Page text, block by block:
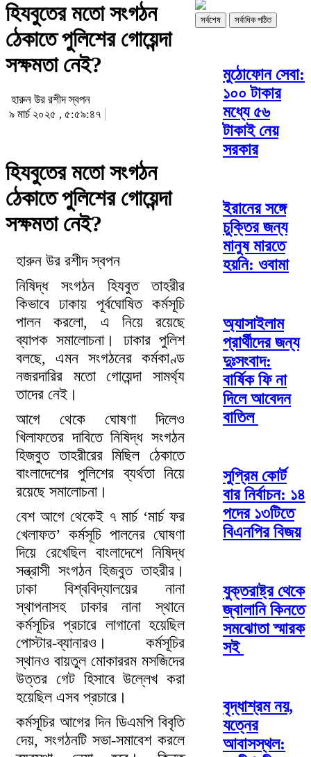
হিযবুতের মতো সংগঠন
ঠেকাতে পুলিশের গোয়েন্দা
সক্ষমতা নেই?
হারুন উর রশীদ স্বপন
৯ মার্চ ২০২৫ , ৫:৫৯:৪৭
হিযবুতের মতো সংগঠন
ঠেকাতে পুলিশের গোয়েন্দা
সক্ষমতা নেই?
হারুন উর রশীদ স্বপন
নিষিদ্ধ সংগঠন হিযবুত তাহরীর
কিভাবে ঢাকায় পূর্বঘোষিত কর্মসূচি
পালন করলো, এ নিয়ে রয়েছে
ব্যাপক সমালোচনা। ঢাকার পুলিশ
বলছে, এমন সংগঠনের কর্মকাণ্ড
নজরদারির মতো গোয়েন্দা সামর্থ্য
তাদের নেই।
আগে থেকে ঘোষণা দিলেও
খিলাফতের দাবিতে নিষিদ্ধ সংগঠন
হিজবুত তাহরীরের মিছিল ঠেকাতে
বাংলাদেশের পুলিশের ব্যর্থতা নিয়ে
রয়েছে সমালোচনা।
বেশ আগে থেকেই ৭ মার্চ ‘মার্চ ফর
খেলাফত’ কর্মসূচি পালনের ঘোষণা
দিয়ে রেখেছিল বাংলাদেশে নিষিদ্ধ
সন্ত্রাসী সংগঠন হিজবুত তাহরীর।
ঢাকা বিশ্ববিদ্যালয়ের নানা
স্থাপনাসহ ঢাকার নানা স্থানে
কর্মসূচির প্রচারে লাগানো হয়েছিল
পোস্টার-ব্যানারও। কর্মসূচির
স্থানও বায়তুল মোকাররম মসজিদের
উত্তর গেট হিসাবে উল্লেখ করা
হয়েছিল এসব প্রচারে।
কর্মসূচির আগের দিন ডিএমপি বিবৃতি
দেয়, সংগঠনটি সভা-সমাবেশ করলে
সর্বশেষ সর্বাধিক পঠিত
মুঠোফোন সেবা:
১০০ টাকার
মধ্যে ৫৬
টাকাই নেয়
সরকার
ইরানের সঙ্গে
চুক্তির জন্য
মানুষ মারতে
হয়নি: ওবামা
অ্যাসাইলাম
প্রার্থীদের জন্য
দুঃসংবাদ:
বার্ষিক ফি না
দিলে আবেদন
বাতিল
সুপ্রিম কোর্ট
বার নির্বাচন: ১৪
পদের ১৩টিতে
বিএনপির বিজয়
যুক্তরাষ্ট্র থেকে
জ্বালানি কিনতে
সমঝোতা স্মারক
সই
বৃদ্ধাশ্রম নয়,
যত্নের
আবাসস্থল: